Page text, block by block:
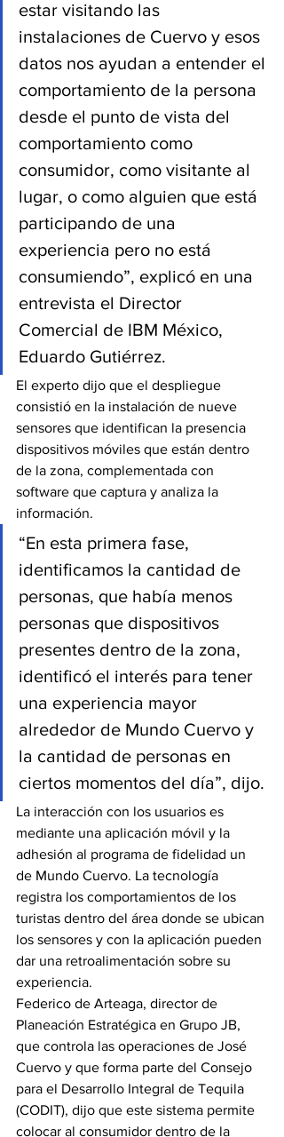
estar visitando las
instalaciones de Cuervo y esos
datos nos ayudan a entender el
comportamiento de la persona
desde el punto de vista del
comportamiento como
consumidor, como visitante al
lugar, o como alguien que está
participando de una
experiencia pero no está
consumiendo”, explicó en una
entrevista el Director
Comercial de IBM México,
Eduardo Gutiérrez.
El experto dijo que el despliegue
consistió en la instalación de nueve
sensores que identifican la presencia
dispositivos móviles que están dentro
de la zona, complementada con
software que captura y analiza la
información.
“En esta primera fase,
identificamos la cantidad de
personas, que había menos
personas que dispositivos
presentes dentro de la zona,
identificó el interés para tener
una experiencia mayor
alrededor de Mundo Cuervo y
la cantidad de personas en
ciertos momentos del día”, dijo.
La interacción con los usuarios es
mediante una aplicación móvil y la
adhesión al programa de fidelidad un
de Mundo Cuervo. La tecnología
registra los comportamientos de los
turistas dentro del área donde se ubican
los sensores y con la aplicación pueden
dar una retroalimentación sobre su
experiencia.
Federico de Arteaga, director de
Planeación Estratégica en Grupo JB,
que controla las operaciones de José
Cuervo y que forma parte del Consejo
para el Desarrollo Integral de Tequila
(CODIT), dijo que este sistema permite
colocar al consumidor dentro de la